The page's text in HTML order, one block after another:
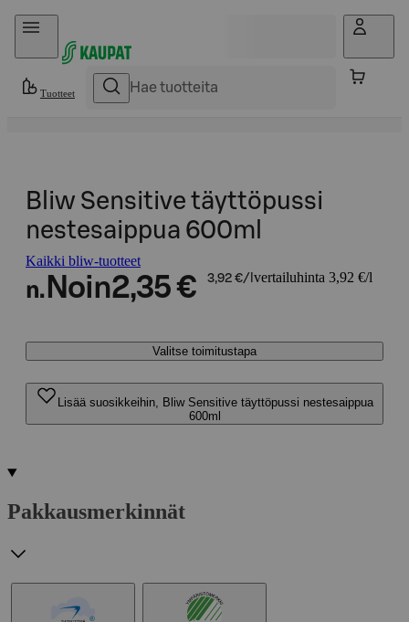
Hyppää sisältöön
Tuotteet
Bliw Sensitive täyttöpussi
nestesaippua 600ml
Kaikki bliw-tuotteet
n. Noin2,35 € 3,92 €/l vertailuhinta 3,92 €/l
Valitse toimitustapa
Lisää suosikkeihin, Bliw Sensitive täyttöpussi nestesaippua
600ml
Pakkausmerkinnät